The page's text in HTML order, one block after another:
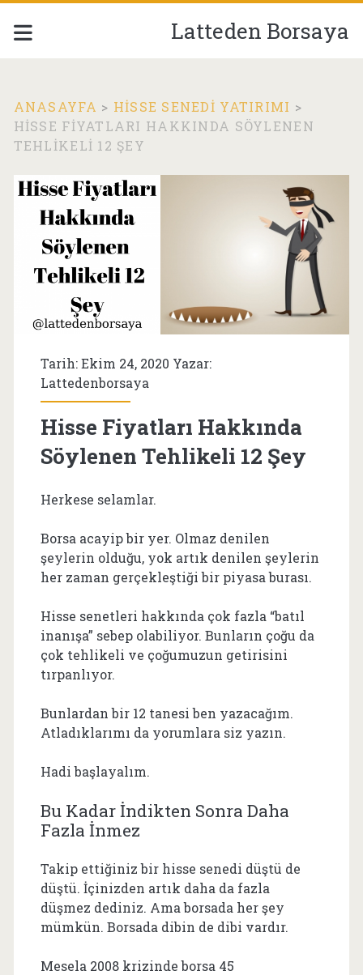
Latteden Borsaya
ANASAYFA > HISSE SENEDI YATIRIMI >
HISSE FIYATLARI HAKKINDA SÖYLENEN
TEHLIKELI 12 ŞEY
Tarih: Ekim 24, 2020 Yazar:
Lattedenborsaya
Hisse Fiyatları Hakkında
Söylenen Tehlikeli 12 Şey
Herkese selamlar.
Borsa acayip bir yer. Olmaz denilen
şeylerin olduğu, yok artık denilen şeylerin
her zaman gerçekleştiği bir piyasa burası.
Hisse senetleri hakkında çok fazla “batıl
inanışa” sebep olabiliyor. Bunların çoğu da
çok tehlikeli ve çoğumuzun getirisini
tırpanlıyor.
Bunlardan bir 12 tanesi ben yazacağım.
Atladıklarımı da yorumlara siz yazın.
Hadi başlayalım.
Bu Kadar İndikten Sonra Daha
Fazla İnmez
Takip ettiğiniz bir hisse senedi düştü de
düştü. İçinizden artık daha da fazla
düşmez dediniz. Ama borsada her şey
mümkün. Borsada dibin de dibi vardır.
Mesela 2008 krizinde borsa 45